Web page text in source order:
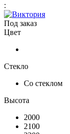
:
Под заказ
Цвет
Стекло
Со стеклом
Высота
2000
2100